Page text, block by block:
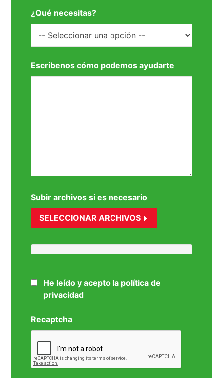
¿Qué necesitas?
Escribenos cómo podemos ayudarte
Subir archivos si es necesario
SELECCIONAR ARCHIVOS
He leído y acepto la política de
privacidad
Recaptcha